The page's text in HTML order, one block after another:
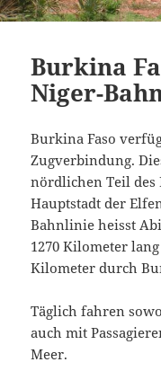
Burkina
Niger-
Burkina Faso
Zugverbindung.
nördlichen Teil des
Hauptstadt der
Bahnlinie heisst
1270 Kilometer
Kilometer durch
Täglich fahren
auch mit
Meer.